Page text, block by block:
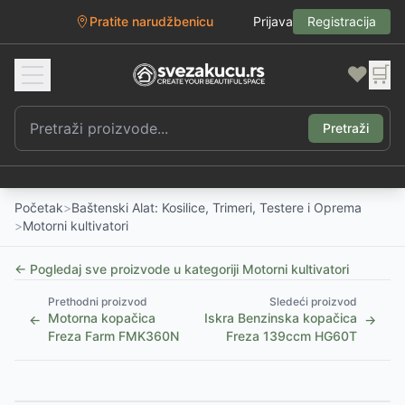
Pratite narudžbenicu Prijava Registracija
❤️ 🛒
Pretraži
Početak>Baštenski Alat: Kosilice, Trimeri, Testere i Oprema
>Motorni kultivatori
← Pogledaj sve proizvode u kategoriji Motorni kultivatori
←
Prethodni proizvod
Motorna kopačica
Freza Farm FMK360N
Sledeći proizvod
Iskra Benzinska kopačica
Freza 139ccm HG60T
→